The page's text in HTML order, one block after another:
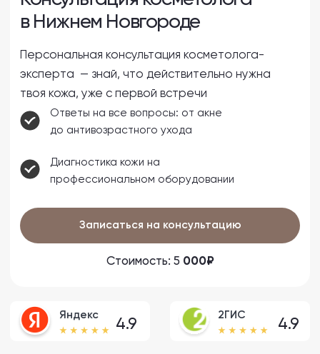
Записаться на консультацию
Диагностика кожи на
профессиональном оборудовании
000₽
4.9 2ГИС
Яндекс
Самый большой парк
аппаратов в Нижег. обл
авторские методики
Высококвалифицированные
пациентов